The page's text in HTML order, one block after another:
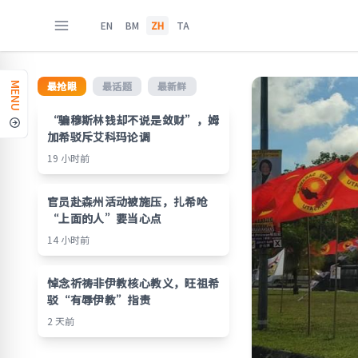
EN BM ZH TA
MENU 最抢眼 最话题 最新鲜
“骗穆斯林钱却不说是敛财”，姆
加希驳斥艾科玛论调
19 小时前
官员赴森州活动被施压，扎希呛
“上面的人”要当心点
14 小时前
悼念祈祷非伊教核心教义，旺祖希
驳“有辱伊教”指责
2 天前